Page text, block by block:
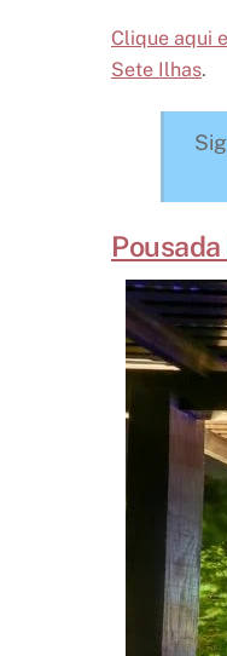
Clique aqui
Sete Ilhas.